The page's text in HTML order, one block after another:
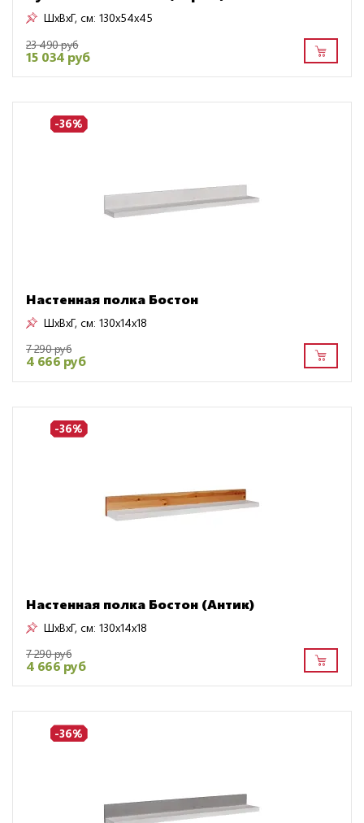
ШxВxГ, см: 130x54x45
23 490 руб
15 034 руб
-36%
Настенная полка Бостон
ШxВxГ, см: 130x14x18
7 290 руб
4 666 руб
-36%
Настенная полка Бостон (Антик)
ШxВxГ, см: 130x14x18
7 290 руб
4 666 руб
-36%